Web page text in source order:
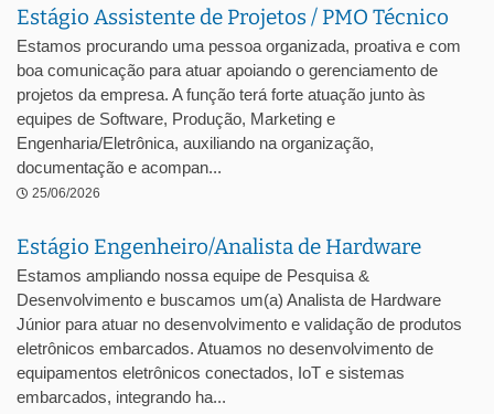
Estágio Assistente de Projetos / PMO Técnico
Estamos procurando uma pessoa organizada, proativa e com
boa comunicação para atuar apoiando o gerenciamento de
projetos da empresa. A função terá forte atuação junto às
equipes de Software, Produção, Marketing e
Engenharia/Eletrônica, auxiliando na organização,
documentação e acompan...
25/06/2026
Estágio Engenheiro/Analista de Hardware
Estamos ampliando nossa equipe de Pesquisa &
Desenvolvimento e buscamos um(a) Analista de Hardware
Júnior para atuar no desenvolvimento e validação de produtos
eletrônicos embarcados. Atuamos no desenvolvimento de
equipamentos eletrônicos conectados, IoT e sistemas
embarcados, integrando ha...